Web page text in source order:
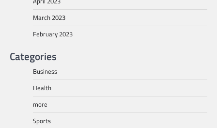
March 2023
February 2023
Categories
Business
Health
more
Sports